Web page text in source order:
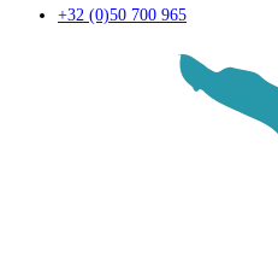
+32 (0)50 700 965